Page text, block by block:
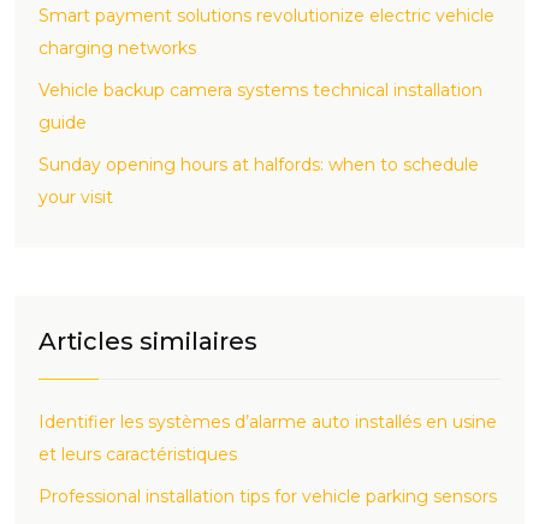
Smart payment solutions revolutionize electric vehicle
charging networks
Vehicle backup camera systems technical installation
guide
Sunday opening hours at halfords: when to schedule
your visit
Articles similaires
Identifier les systèmes d’alarme auto installés en usine
et leurs caractéristiques
Professional installation tips for vehicle parking sensors